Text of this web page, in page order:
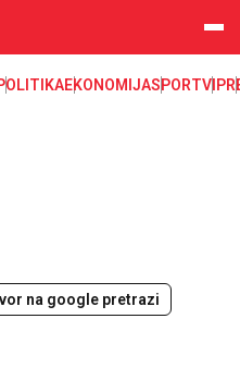
EKONOMIJASPORTVIP
na google pretrazi